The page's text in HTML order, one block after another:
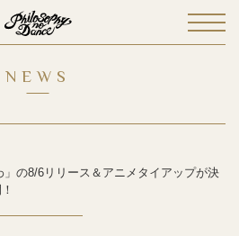
NEWS
の8/6リリース＆アニメタイアップが決